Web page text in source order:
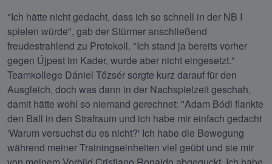
"Ich hätte nicht gedacht, dass ich so schnell in der NB I
spielen würde", gab der Stürmer anschließend
freudestrahlend zu Protokoll. "Ich stand ja bereits vorher
gegen Újpest im Kader, wurde aber nicht eingesetzt."
Teamkollege Dániel Tőzsér sorgte kurz darauf für den
Ausgleich, doch was dann in der Nachspielzeit geschah,
damit hätte wohl so niemand gerechnet: "Adam Bódi flankte
den Ball in den Strafraum und ich habe mir einfach gedacht
'Warum versuchst du es nicht?' Ich habe die Bewegung
während meiner Trainingseinheiten viel geübt und sie mir